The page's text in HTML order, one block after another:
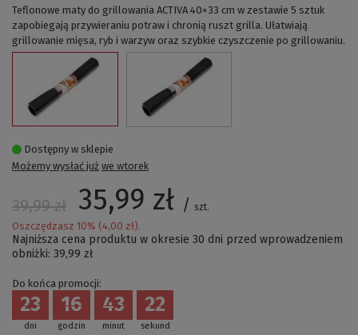
Teflonowe maty do grillowania ACTIVA 40×33 cm w zestawie 5 sztuk
zapobiegają przywieraniu potraw i chronią ruszt grilla. Ułatwiają
grillowanie mięsa, ryb i warzyw oraz szybkie czyszczenie po grillowaniu.
Dostępny w sklepie
Możemy wysłać już we wtorek
39,99 zł 35,99 zł / szt.
Oszczędzasz 10% (4,00 zł).
Najniższa cena produktu w okresie 30 dni przed wprowadzeniem
obniżki: 39,99 zł
Do końca promocji:
dni
23
godzin
16
minut
43
sekund
21